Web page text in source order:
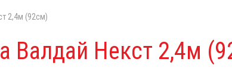
2,4м (92см)
Валдай Некст 2,4м